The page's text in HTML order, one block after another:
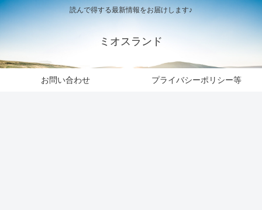
読んで得する最新情報をお届けします♪
ミオスランド
お問い合わせ プライバシーポリシー等